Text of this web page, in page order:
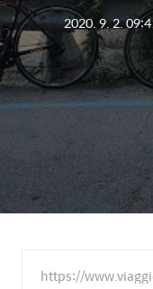
2020. 9. 2.
https://